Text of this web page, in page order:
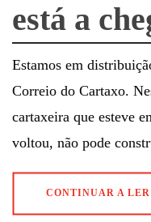
está a
Estamos em
Correio do Cartaxo.
cartaxeira que esteve
voltou, não pode
CONTINUAR A LER